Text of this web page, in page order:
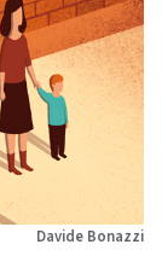
Davide Bonazzi